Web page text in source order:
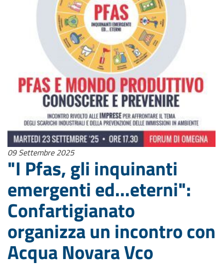
09 Settembre 2025
"I Pfas, gli inquinanti
emergenti ed...eterni":
Confartigianato
organizza un incontro con
Acqua Novara Vco